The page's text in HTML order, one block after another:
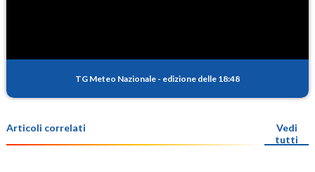
TG Meteo Nazionale - edizione delle 18:48
Articoli correlati
Vedi
tutti